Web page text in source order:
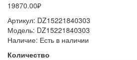
19870.00₽
Артикул: DZ15221840303
Модель: DZ15221840303
Наличие: Есть в наличии
Количество